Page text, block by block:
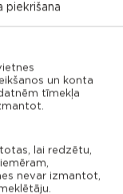
piekrišana
un konta
tīmekļa
lai redzētu,
nevar izmantot,